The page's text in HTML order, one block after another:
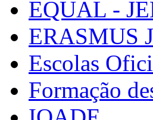
EQUAL -
ERASMUS
Escolas
Formação